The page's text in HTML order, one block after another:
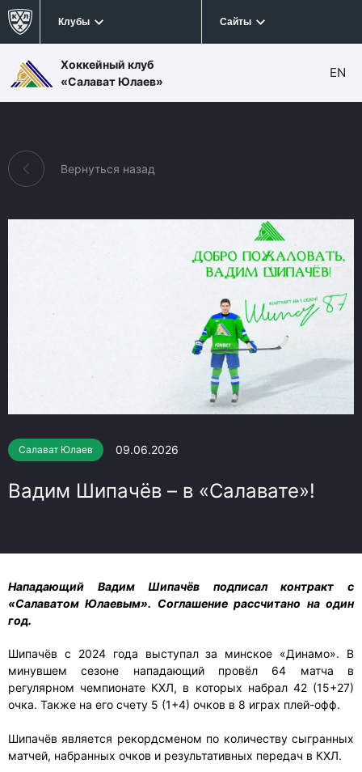
Клубы Сайты
Хоккейный клуб
«Салават Юлаев»
EN
Вернуться назад
Салават Юлаев 09.06.2026
Вадим Шипачёв – в «Салавате»!
Нападающий Вадим Шипачёв подписал контракт с
«Салаватом Юлаевым». Соглашение рассчитано на один
год.
Шипачёв с 2024 года выступал за минское «Динамо». В
минувшем сезоне нападающий провёл 64 матча в
регулярном чемпионате КХЛ, в которых набрал 42 (15+27)
очка. Также на его счету 5 (1+4) очков в 8 играх плей-офф.
Шипачёв является рекордсменом по количеству сыгранных
матчей, набранных очков и результативных передач в КХЛ.